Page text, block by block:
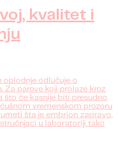
kvalitet i
oplodnje odlučuje o
Za parove koji prolaze kroz
što će kasnije biti presudno
vremenskom prozoru
šta je embrion zapravo,
u laboratoriji tako